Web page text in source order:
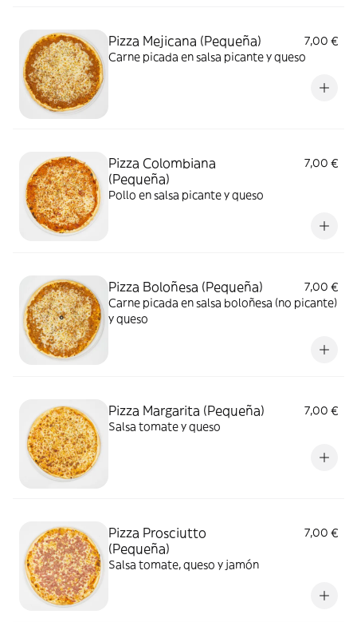
Pizza Mejicana (Pequeña)
7,00 €
Carne picada en salsa picante y queso
Pizza Colombiana
(Pequeña)
7,00 €
Pollo en salsa picante y queso
Pizza Boloñesa (Pequeña)
7,00 €
Carne picada en salsa boloñesa (no picante)
y queso
Pizza Margarita (Pequeña)
7,00 €
Salsa tomate y queso
Pizza Prosciutto
(Pequeña)
7,00 €
Salsa tomate, queso y jamón